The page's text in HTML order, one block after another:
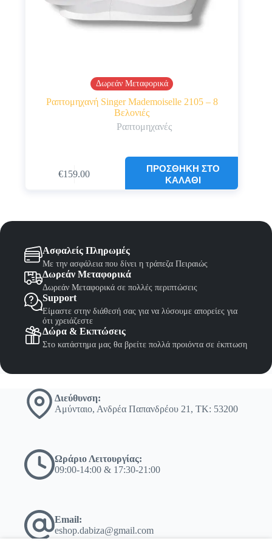
Δωρεάν Μεταφορικά
Ραπτομηχανή Singer Mademoiselle 2105 – 8
Βελονιές
Ραπτομηχανές
€159.00
ΠΡΟΣΘΉΚΗ ΣΤΟ
ΚΑΛΆΘΙ
Ασφαλείς Πληρωμές
Με την ασφάλεια που δίνει η τράπεζα Πειραιώς
Δωρεάν Μεταφορικά
Δωρεάν Μεταφορικά σε πολλές περιπτώσεις
Support
Είμαστε στην διάθεσή σας για να λύσουμε απορείες για
ότι χρειάζεστε
Δώρα & Εκπτώσεις
Στο κατάστημα μας θα βρείτε πολλά προιόντα σε έκπτωση
Διεύθυνση:
Αμύνταιο, Ανδρέα Παπανδρέου 21, ΤΚ: 53200
Ωράριο Λειτουργίας:
09:00-14:00 & 17:30-21:00
Email:
eshop.dabiza@gmail.com